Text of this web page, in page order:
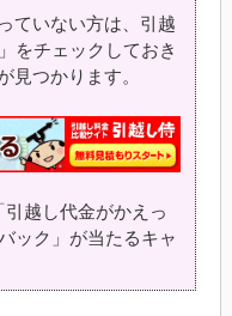
ていない方は、引越
」をチェックしておき
見つかります。
越し代金がかえっ
ック」が当たるキャ